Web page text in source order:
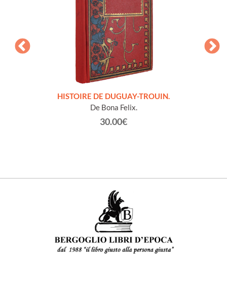
HISTOIRE DE DUGUAY-TROUIN.
De Bona Felix.
30.00€